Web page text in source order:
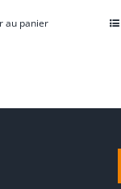
au panier